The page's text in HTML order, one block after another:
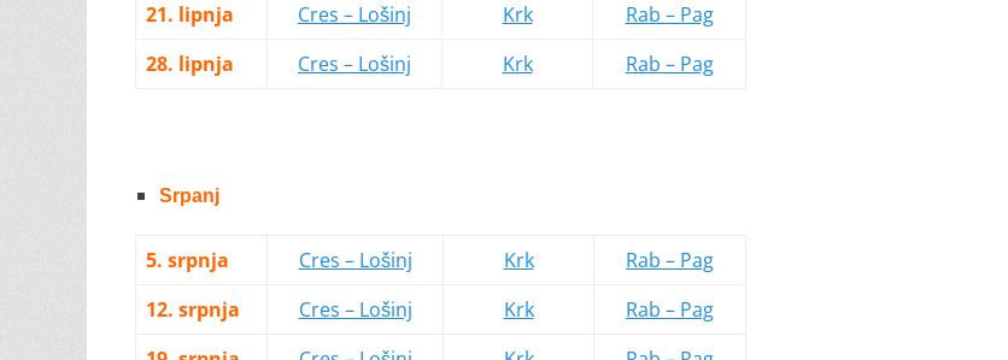
21. lipnja
Cres – Lošinj Krk
Rab – Pag
28. lipnja
Cres – Lošinj Krk Rab – Pag
Srpanj
5. srpnja Cres – Lošinj Krk
Rab – Pag
12. srpnja
Cres – Lošinj Krk
Rab – Pag